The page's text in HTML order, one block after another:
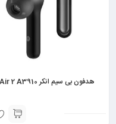
هدفون بی سیم انکر Air 2 A3910